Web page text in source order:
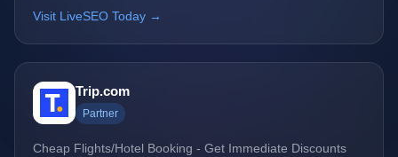
Visit LiveSEO Today →
Trip.com
Partner
Cheap Flights/Hotel Booking - Get Immediate Discounts